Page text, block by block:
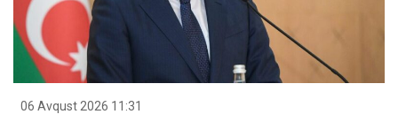
06 Avqust 2026 11:31